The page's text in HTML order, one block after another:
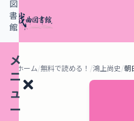
メ
ニ
ュ
ー
図
書
館
ホーム/無料で読める！ /鴻上尚史/朝